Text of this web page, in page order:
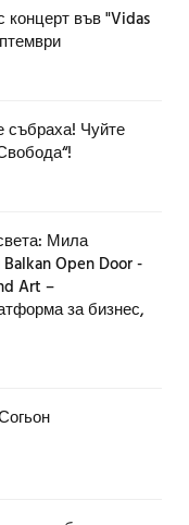
концерт във "Vidas
събраха! Чуйте
Мила
Open Door -
Art –
за бизнес,